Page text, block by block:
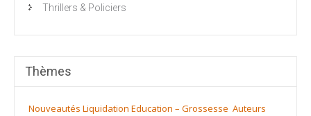
Thrillers & Policiers
Thèmes
Nouveautés Liquidation Education – Grossesse Auteurs